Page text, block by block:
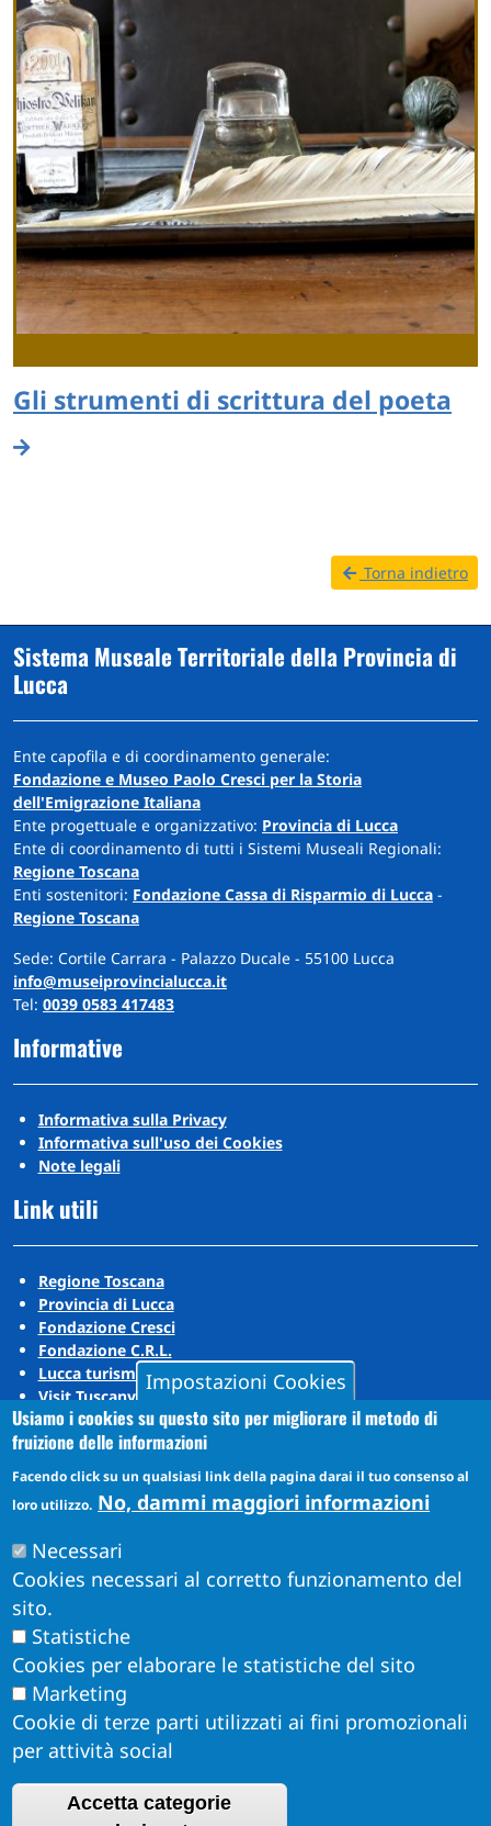
Gli strumenti di scrittura del poeta
Torna indietro
Sistema Museale Territoriale della Provincia di
Lucca
Ente capofila e di coordinamento generale:
Fondazione e Museo Paolo Cresci per la Storia
dell'Emigrazione Italiana
Ente progettuale e organizzativo: Provincia di Lucca
Ente di coordinamento di tutti i Sistemi Museali Regionali:
Regione Toscana
Enti sostenitori: Fondazione Cassa di Risparmio di Lucca -
Regione Toscana
Sede: Cortile Carrara - Palazzo Ducale - 55100 Lucca
info@museiprovincialucca.it
Tel: 0039 0583 417483
Informative
Informativa sulla Privacy
Informativa sull'uso dei Cookies
Note legali
Link utili
Regione Toscana
Provincia di Lucca
Fondazione Cresci
Fondazione C.R.L.
Lucca turismo
Visit Tuscany
Puccini Lands
Social media
YouTube
Obiettivi di Accessibilità per l'anno 2026
Impostazioni Cookies
Usiamo i cookies su questo sito per migliorare il metodo di
fruizione delle informazioni
Facendo click su un qualsiasi link della pagina darai il tuo consenso al
loro utilizzo. No, dammi maggiori informazioni
Necessari
Cookies necessari al corretto funzionamento del
sito.
Statistiche
Cookies per elaborare le statistiche del sito
Marketing
Cookie di terze parti utilizzati ai fini promozionali
per attività social
Accetta categorie